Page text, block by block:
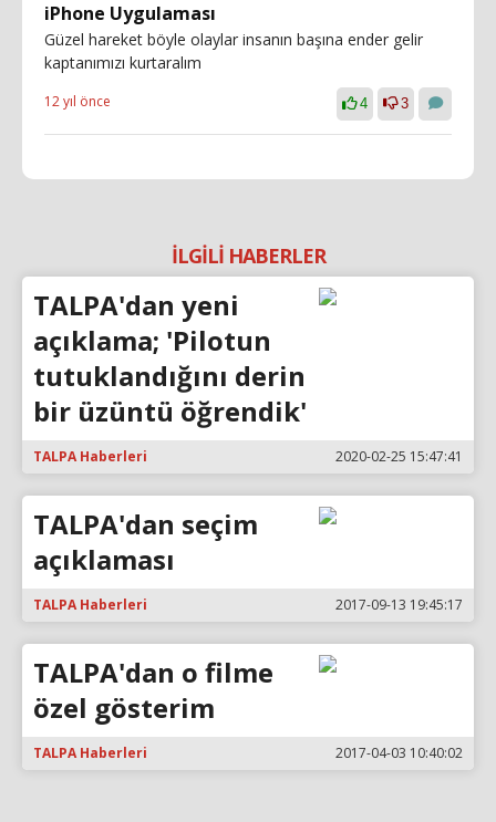
iPhone Uygulaması
Güzel hareket böyle olaylar insanın başına ender gelir
kaptanımızı kurtaralım
12 yıl önce 4 3
İLGİLİ HABERLER
TALPA'dan yeni
açıklama; 'Pilotun
tutuklandığını derin
bir üzüntü öğrendik'
TALPA Haberleri 2020-02-25 15:47:41
TALPA'dan seçim
açıklaması
TALPA Haberleri 2017-09-13 19:45:17
TALPA'dan o filme
özel gösterim
TALPA Haberleri 2017-04-03 10:40:02